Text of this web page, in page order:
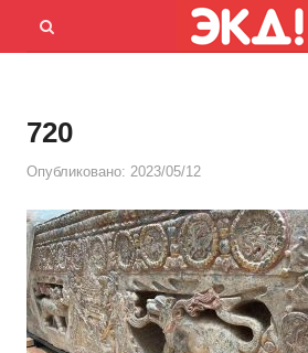
Menu
Открыть
720
Опубликовано: 2023/05/12